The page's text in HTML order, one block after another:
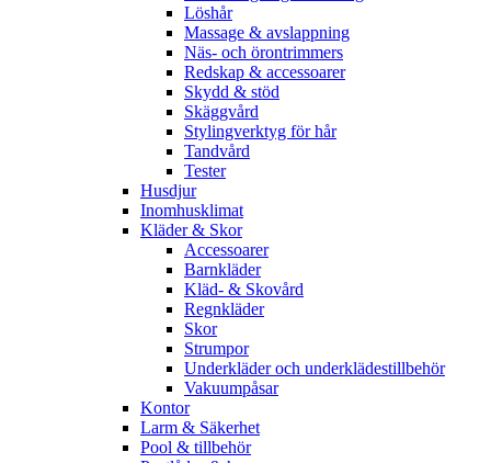
Löshår
Massage & avslappning
Näs- och örontrimmers
Redskap & accessoarer
Skydd & stöd
Skäggvård
Stylingverktyg för hår
Tandvård
Tester
Husdjur
Inomhusklimat
Kläder & Skor
Accessoarer
Barnkläder
Kläd- & Skovård
Regnkläder
Skor
Strumpor
Underkläder och underklädestillbehör
Vakuumpåsar
Kontor
Larm & Säkerhet
Pool & tillbehör